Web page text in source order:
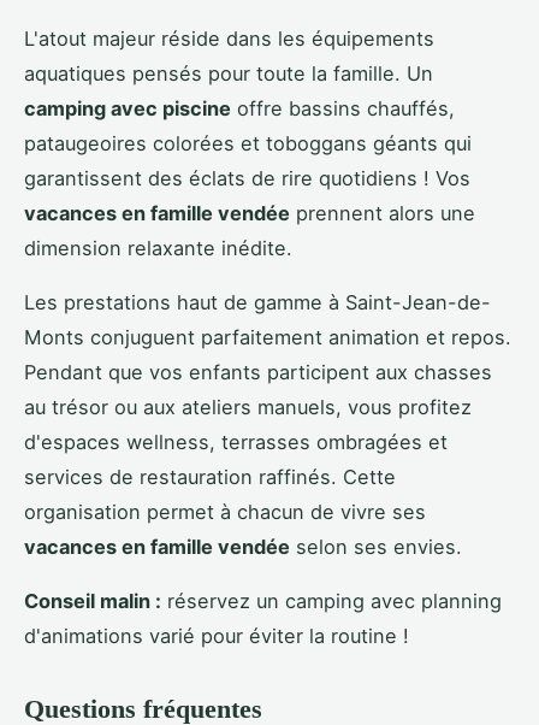
L'atout majeur réside dans les équipements
aquatiques pensés pour toute la famille. Un
camping avec piscine offre bassins chauffés,
pataugeoires colorées et toboggans géants qui
garantissent des éclats de rire quotidiens ! Vos
vacances en famille vendée prennent alors une
dimension relaxante inédite.
Les prestations haut de gamme à Saint-Jean-de-
Monts conjuguent parfaitement animation et repos.
Pendant que vos enfants participent aux chasses
au trésor ou aux ateliers manuels, vous profitez
d'espaces wellness, terrasses ombragées et
services de restauration raffinés. Cette
organisation permet à chacun de vivre ses
vacances en famille vendée selon ses envies.
Conseil malin : réservez un camping avec planning
d'animations varié pour éviter la routine !
Questions fréquentes